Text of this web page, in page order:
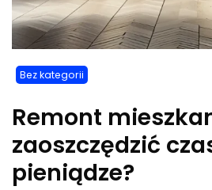
Bez kategorii
Remont
zaoszczędzić
pieniądze?